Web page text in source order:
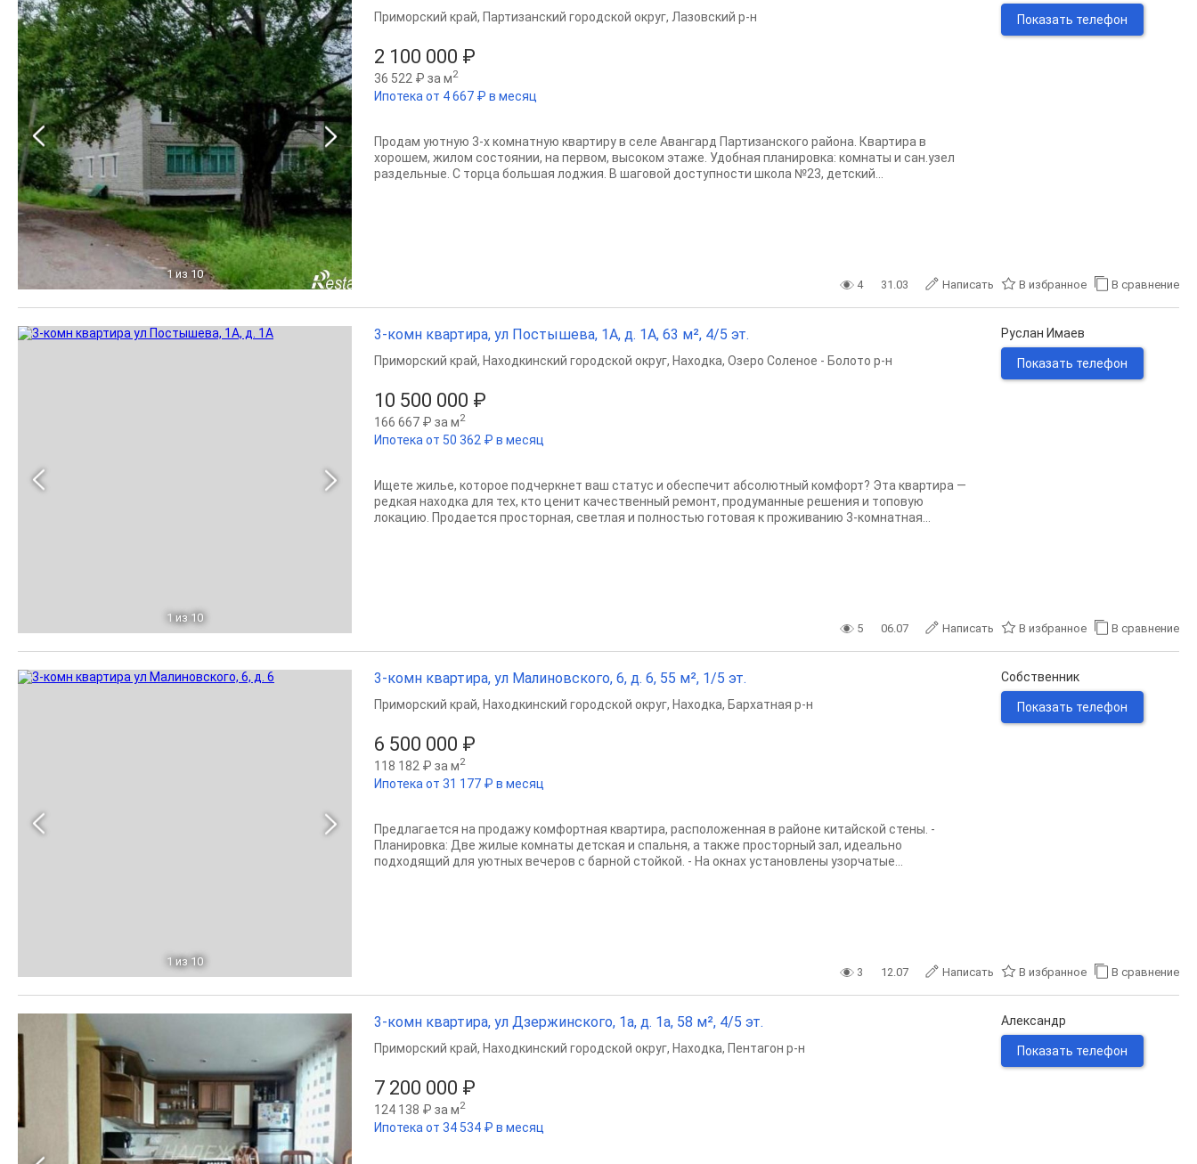
1 из 10
2 100 000 ₽
36 522 ₽ за м2
Ипотека от 4 667 ₽ в месяц
Приморский край, Партизанский городской округ, Лазовский р-н
Продам уютную 3-х комнатную квартиру в селе Авангард Партизанского района. Квартира в
хорошем, жилом состоянии, на первом, высоком этаже. Удобная планировка: комнаты и сан.узел
раздельные. С торца большая лоджия. В шаговой доступности школа №23, детский...
Показать телефон
4 31.03 Написать В избранное В сравнение
1 из 10
3-комн квартира, ул Постышева, 1А, д. 1А, 63 м², 4/5 эт.
10 500 000 ₽
166 667 ₽ за м2
Ипотека от 50 362 ₽ в месяц
Приморский край, Находкинский городской округ, Находка, Озеро Соленое - Болото р-н
Ищете жилье, которое подчеркнет ваш статус и обеспечит абсолютный комфорт? Эта квартира —
редкая находка для тех, кто ценит качественный ремонт, продуманные решения и топовую
локацию. Продается просторная, светлая и полностью готовая к проживанию 3-комнатная...
Руслан Имаев
Показать телефон
5 06.07 Написать В избранное В сравнение
1 из 10
3-комн квартира, ул Малиновского, 6, д. 6, 55 м², 1/5 эт.
6 500 000 ₽
118 182 ₽ за м2
Ипотека от 31 177 ₽ в месяц
Приморский край, Находкинский городской округ, Находка, Бархатная р-н
Предлагается на продажу комфортная квартира, расположенная в районе китайской стены. -
Планировка: Две жилые комнаты детская и спальня, а также просторный зал, идеально
подходящий для уютных вечеров с барной стойкой. - На окнах установлены узорчатые...
Собственник
Показать телефон
3 12.07 Написать В избранное В сравнение
3-комн квартира, ул Дзержинского, 1а, д. 1а, 58 м², 4/5 эт.
7 200 000 ₽
124 138 ₽ за м2
Ипотека от 34 534 ₽ в месяц
Приморский край, Находкинский городской округ, Находка, Пентагон р-н
Александр
Показать телефон